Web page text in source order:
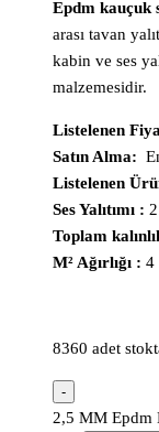
Epdm kauçuk
arası tavan
kabin ve ses
malzemesidir.
Listelenen
Satın Alma:
Listelenen
Ses Yalıtımı :
Toplam
M² Ağırlığı : 4
8360 adet
-
2,5 MM Epdm